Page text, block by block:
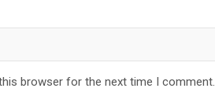
browser for the next time I comment.